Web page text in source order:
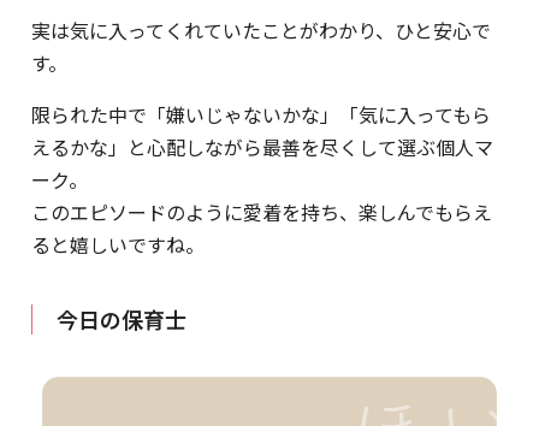
実は気に入ってくれていたことがわかり、ひと安心で
す。
限られた中で「嫌いじゃないかな」「気に入ってもら
えるかな」と心配しながら最善を尽くして選ぶ個人マ
ーク。
このエピソードのように愛着を持ち、楽しんでもらえ
ると嬉しいですね。
今日の保育士